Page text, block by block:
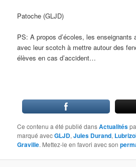
Patoche (GLJD)
PS: A propos d’écoles, les enseignants
avec leur scotch à mettre autour des
élèves en cas d’accident…
Ce contenu a été publié dansActualités
marqué avecGLJD,Jules Durand,
Graville. Mettez-le en favori avec son